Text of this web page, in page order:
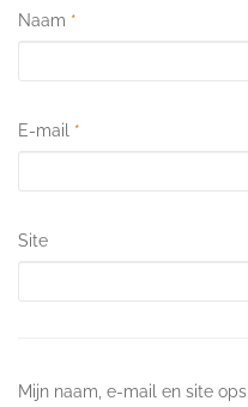
Naam *
E-mail *
Site
Mijn naam, e-mail en site